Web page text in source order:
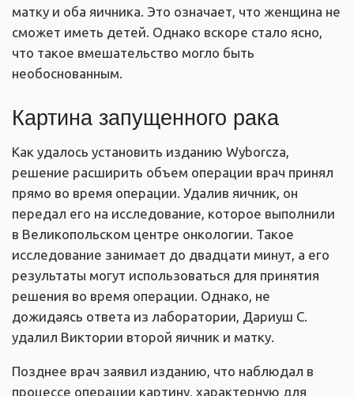
матку и оба яичника. Это означает, что женщина не
сможет иметь детей. Однако вскоре стало ясно,
что такое вмешательство могло быть
необоснованным.
Картина запущенного рака
Как удалось установить изданию Wyborcza,
решение расширить объем операции врач принял
прямо во время операции. Удалив яичник, он
передал его на исследование, которое выполнили
в Великопольском центре онкологии. Такое
исследование занимает до двадцати минут, а его
результаты могут использоваться для принятия
решения во время операции. Однако, не
дожидаясь ответа из лаборатории, Дариуш С.
удалил Виктории второй яичник и матку.
Позднее врач заявил изданию, что наблюдал в
процессе операции картину, характерную для